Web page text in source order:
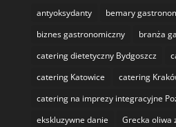
antyoksydanty
bemary
biznes gastronomiczny
branża
catering dietetyczny Bydgoszcz
catering Katowice
catering
catering na imprezy integracyjne
ekskluzywne danie
Grecka oliwa